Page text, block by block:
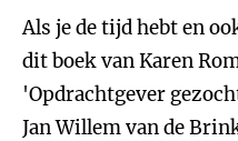
Als je de tijd hebt en
dit boek van Karen
'Opdrachtgever
Jan Willem van de